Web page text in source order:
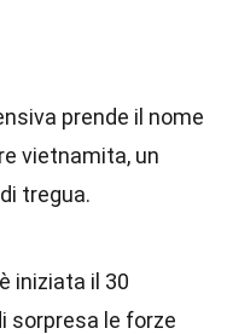
prende il nome
vietnamita, un
tregua.
iniziata il 30
sorpresa le forze